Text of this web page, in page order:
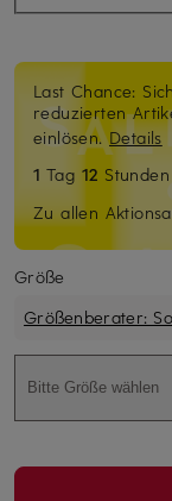
Last Chance:
reduzierten
einlösen.Details
1 Tag 12
Zu allen
Größe
Größenberater:
Bitte Größe wählen